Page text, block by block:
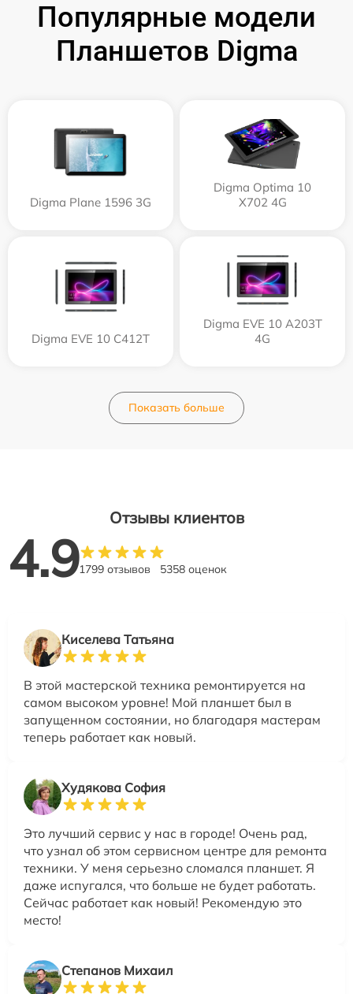
Популярные модели
Планшетов Digma
Digma Plane 1596 3G
Digma Optima 10
X702 4G
Digma EVE 10 C412T
Digma EVE 10 A203T
4G
Показать больше
Отзывы клиентов
4.91799 отзывов 5358 оценок
Киселева Татьяна
В этой мастерской техника ремонтируется на
самом высоком уровне! Мой планшет был в
запущенном состоянии, но благодаря мастерам
теперь работает как новый.
Худякова София
Это лучший сервис у нас в городе! Очень рад,
что узнал об этом сервисном центре для ремонта
техники. У меня серьезно сломался планшет. Я
даже испугался, что больше не будет работать.
Сейчас работает как новый! Рекомендую это
место!
Степанов Михаил